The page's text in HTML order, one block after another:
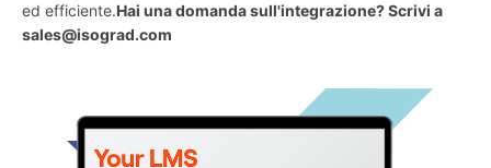
ed efficiente.Hai una domanda sull'integrazione? Scrivi a
sales@isograd.com